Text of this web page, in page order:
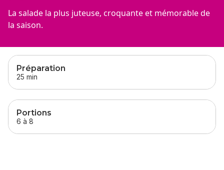
La salade la plus juteuse, croquante et mémorable de
la saison.
sauter
Préparation
25 min
Portions
6 à 8